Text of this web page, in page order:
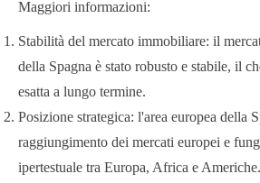
Maggiori informazioni:
Stabilità del mercato immobiliare: il
della Spagna è stato robusto e stabile, il
esatta a lungo termine.
Posizione strategica: l'area europea della
raggiungimento dei mercati europei e
ipertestuale tra Europa, Africa e Americhe.